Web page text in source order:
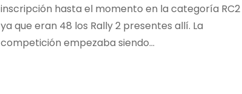
inscripción hasta el momento en la categoría RC2
ya que eran 48 los Rally 2 presentes allí. La
competición empezaba siendo…